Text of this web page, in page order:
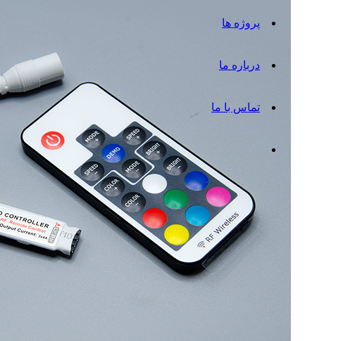
پروژه ها
درباره ما
تماس با ما